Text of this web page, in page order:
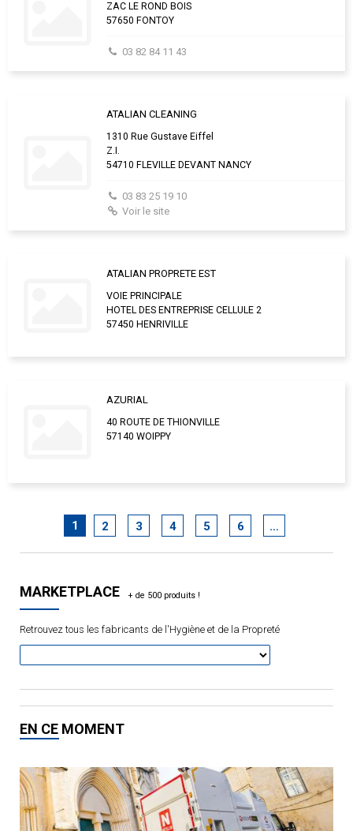
ZAC LE ROND BOIS
57650 FONTOY
03 82 84 11 43
ATALIAN CLEANING
1310 Rue Gustave Eiffel
Z.I.
54710 FLEVILLE DEVANT NANCY
03 83 25 19 10
Voir le site
ATALIAN PROPRETE EST
VOIE PRINCIPALE
HOTEL DES ENTREPRISE CELLULE 2
57450 HENRIVILLE
AZURIAL
40 ROUTE DE THIONVILLE
57140 WOIPPY
1 2 3 4 5 6 …
MARKETPLACE
Retrouvez tous les fabricants de l'Hygiène et de la Propreté
EN CE MOMENT